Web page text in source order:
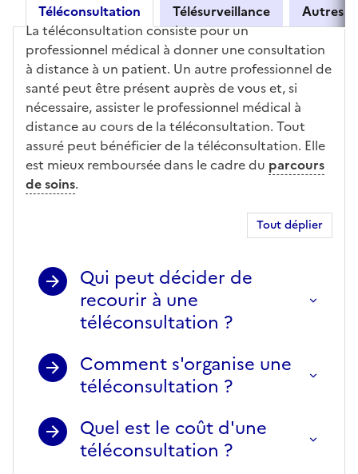
Téléconsultation Télésurveillance Autres
Téléconsultation
La téléconsultation consiste pour un
professionnel médical à donner une consultation
à distance à un patient. Un autre professionnel de
santé peut être présent auprès de vous et, si
nécessaire, assister le professionnel médical à
distance au cours de la téléconsultation. Tout
assuré peut bénéficier de la téléconsultation. Elle
est mieux remboursée dans le cadre du parcours
de soins.
Tout déplier
Qui peut décider de
recourir à une
téléconsultation ?
Comment s'organise une
téléconsultation ?
Quel est le coût d'une
téléconsultation ?